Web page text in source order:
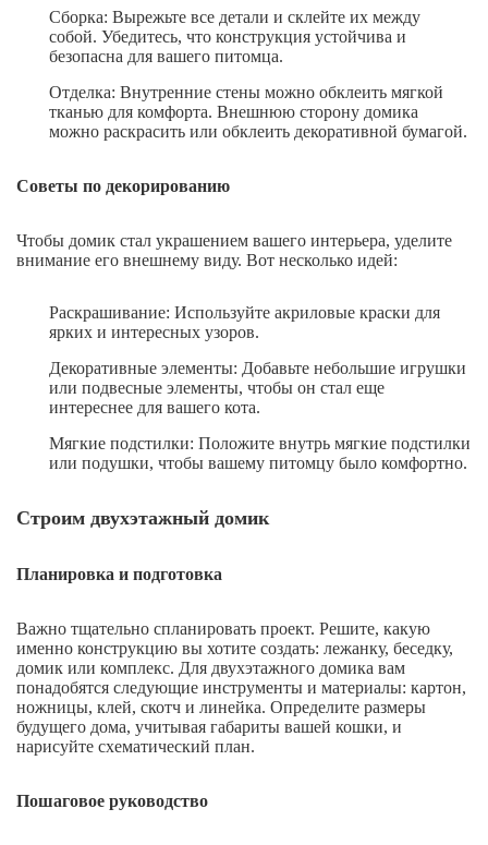
Сборка: Вырежьте все детали и склейте их между
собой. Убедитесь, что конструкция устойчива и
безопасна для вашего питомца.
Отделка: Внутренние стены можно обклеить мягкой
тканью для комфорта. Внешнюю сторону домика
можно раскрасить или обклеить декоративной бумагой.
Советы по декорированию
Чтобы домик стал украшением вашего интерьера, уделите
внимание его внешнему виду. Вот несколько идей:
Раскрашивание: Используйте акриловые краски для
ярких и интересных узоров.
Декоративные элементы: Добавьте небольшие игрушки
или подвесные элементы, чтобы он стал еще
интереснее для вашего кота.
Мягкие подстилки: Положите внутрь мягкие подстилки
или подушки, чтобы вашему питомцу было комфортно.
Строим двухэтажный домик
Планировка и подготовка
Важно тщательно спланировать проект. Решите, какую
именно конструкцию вы хотите создать: лежанку, беседку,
домик или комплекс. Для двухэтажного домика вам
понадобятся следующие инструменты и материалы: картон,
ножницы, клей, скотч и линейка. Определите размеры
будущего дома, учитывая габариты вашей кошки, и
нарисуйте схематический план.
Пошаговое руководство